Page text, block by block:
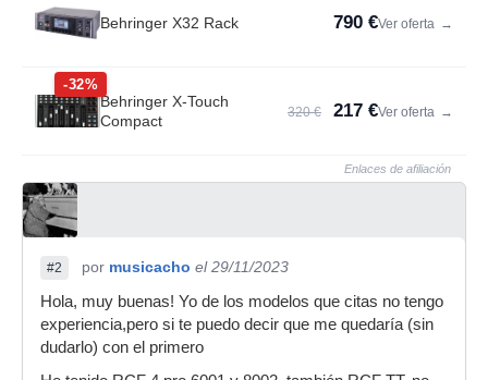
Behringer X32 Rack 790 €Ver oferta →
-32%
Behringer X-Touch
Compact
320 € 217 €Ver oferta →
Enlaces de afiliación
#2 por musicacho el 29/11/2023
Hola, muy buenas! Yo de los modelos que citas no tengo
experiencia,pero si te puedo decir que me quedaría (sin
dudarlo) con el primero